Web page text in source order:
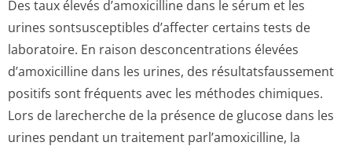
Des taux élevés d’amoxicilline dans le sérum et les
urines sontsusceptibles d’affecter certains tests de
laboratoire. En raison desconcentrations élevées
d’amoxicilline dans les urines, des résultatsfaussement
positifs sont fréquents avec les méthodes chimiques.
Lors de larecherche de la présence de glucose dans les
urines pendant un traitement parl’amoxicilline, la